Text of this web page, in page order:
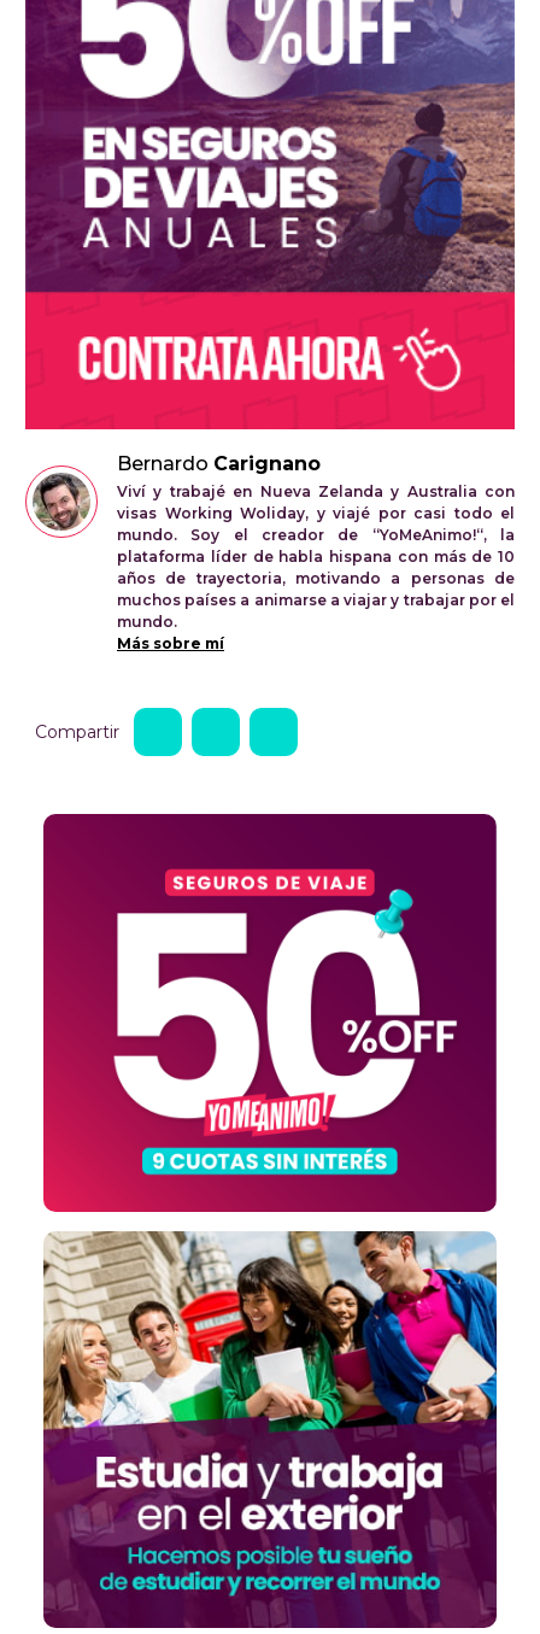
Bernardo Carignano
Viví y trabajé en Nueva Zelanda y Australia con
visas Working Woliday, y viajé por casi todo el
mundo. Soy el creador de “YoMeAnimo!“, la
plataforma líder de habla hispana con más de 10
años de trayectoria, motivando a personas de
muchos países a animarse a viajar y trabajar por el
mundo.
Más sobre mí
Compartir